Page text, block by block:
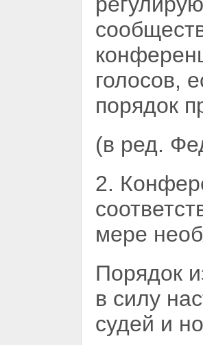
голосов,
порядок
(в ред.
2.
мере
Порядок
в силу
судей и